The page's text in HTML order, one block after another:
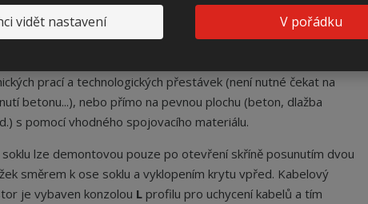
vidět nastavení V pořádku
a skříně3Djsou certifikovány EZÚ Praha. V systému skříní3D
také v nabídce přípojkové skříně a plynoměrové skříně.
prací a technologických přestávek (není nutné čekat na
betonu...), nebo přímo na pevnou plochu (beton, dlažba
s pomocí vhodného spojovacího materiálu.
lze demontovou pouze po otevření skříně posunutím dvou
směrem k ose soklu a vyklopením krytu vpřed. Kabelový
je vybaven konzolou L profilu pro uchycení kabelů a tím